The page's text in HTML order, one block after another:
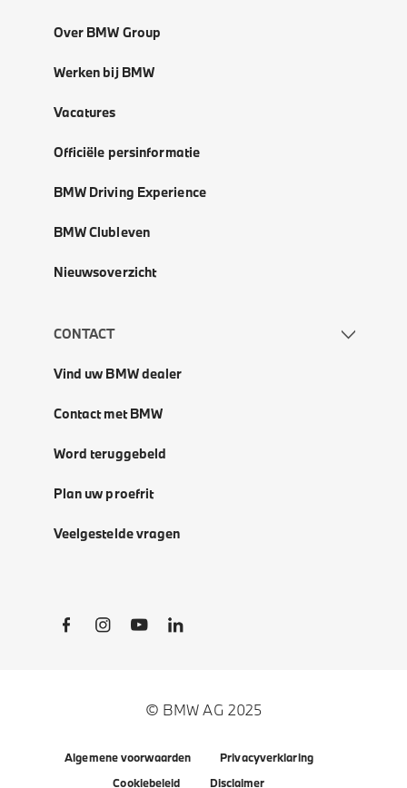
Over BMW Group
Werken bij BMW
Vacatures
Officiële persinformatie
BMW Driving Experience
BMW Clubleven
Nieuwsoverzicht
CONTACT
Vind uw BMW dealer
Contact met BMW
Word teruggebeld
Plan uw proefrit
Veelgestelde vragen
Social Links
© BMW AG 2025
Algemene voorwaarden
Privacyverklaring
Cookiebeleid
Disclaimer